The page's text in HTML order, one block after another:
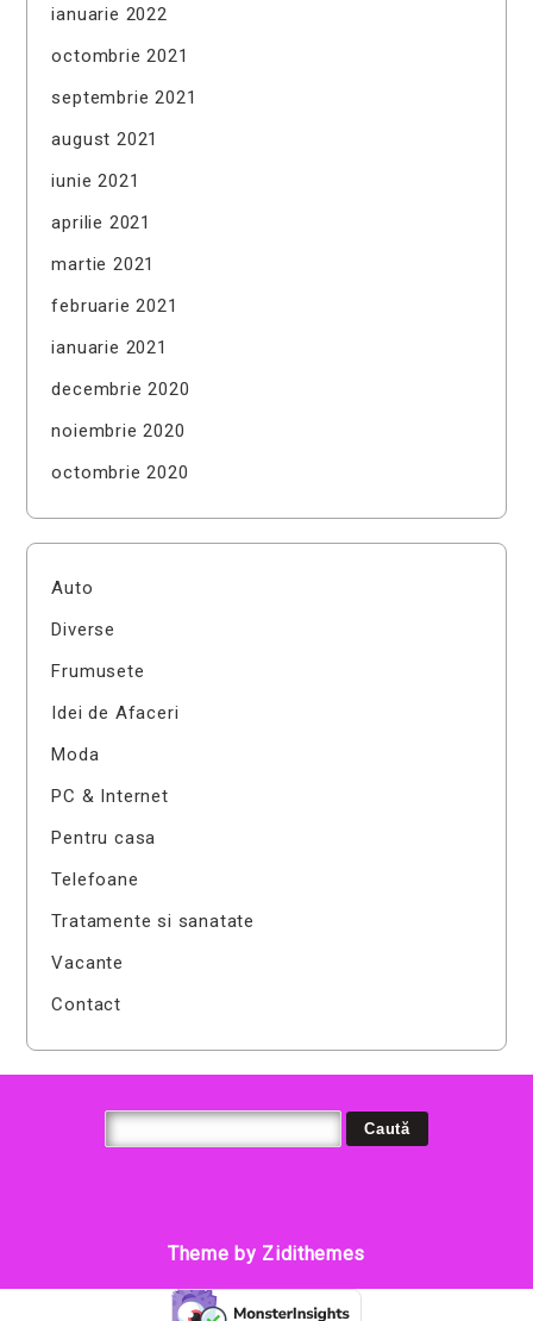
ianuarie 2022
octombrie 2021
septembrie 2021
august 2021
iunie 2021
aprilie 2021
martie 2021
februarie 2021
ianuarie 2021
decembrie 2020
noiembrie 2020
octombrie 2020
Auto
Diverse
Frumusete
Idei de Afaceri
Moda
PC & Internet
Pentru casa
Telefoane
Tratamente si sanatate
Vacante
Contact
Theme by Zidithemes